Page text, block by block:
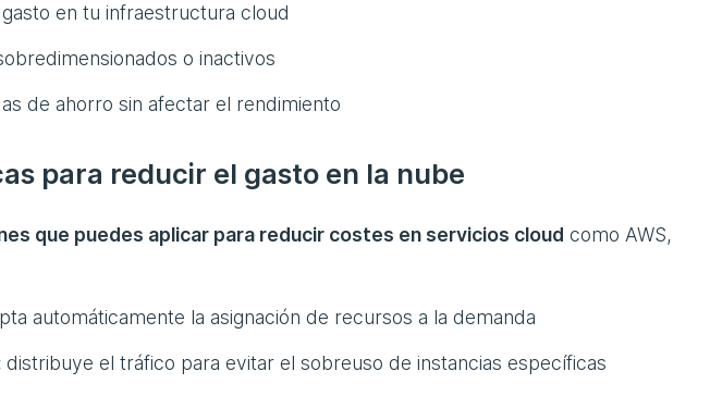
en tu infraestructura cloud
o inactivos
de ahorro sin afectar el rendimiento
para reducir el gasto en la nube
que puedes aplicar para reducir costes en servicios cloud como AWS,
automáticamente la asignación de recursos a la demanda
distribuye el tráfico para evitar el sobreuso de instancias específicas